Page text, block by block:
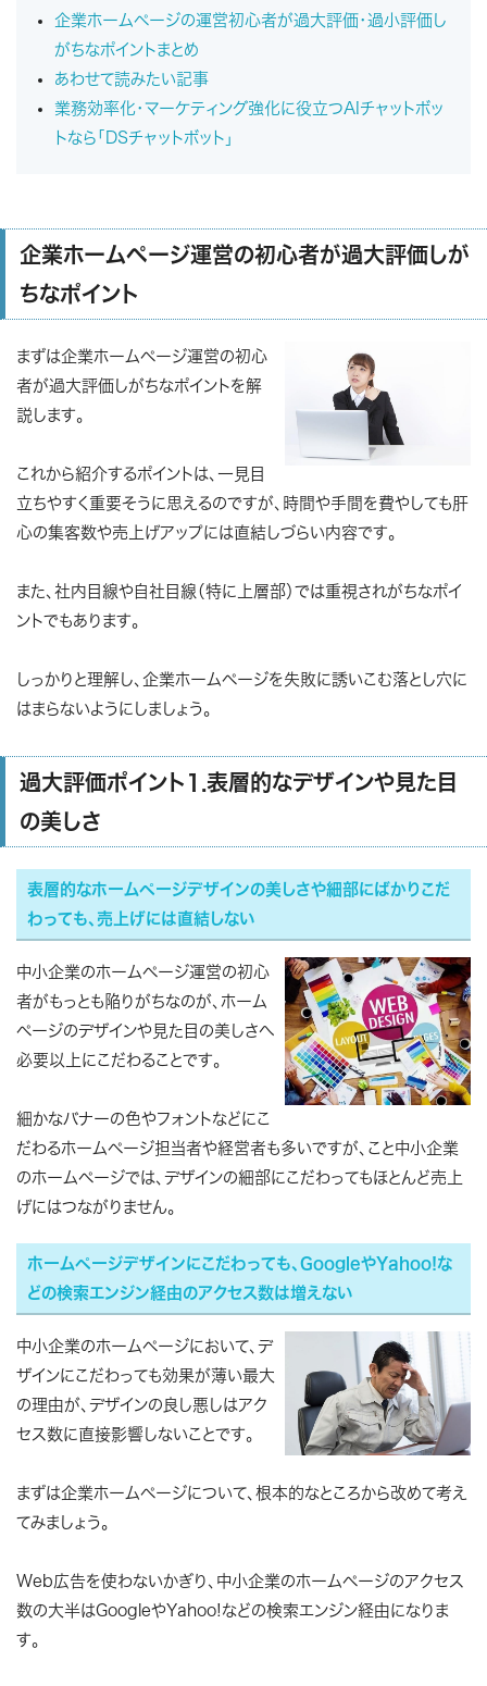
企業ホームページの運営初心者が過大評価・過小評価し
がちなポイントまとめ
あわせて読みたい記事
業務効率化・マーケティング強化に役立つAIチャットボッ
トなら「DSチャットボット」
企業ホームページ運営の初心者が過大評価しが
ちなポイント
まずは企業ホームページ運営の初心
者が過大評価しがちなポイントを解
説します。
これから紹介するポイントは、一見目
立ちやすく重要そうに思えるのですが、時間や手間を費やしても肝
心の集客数や売上げアップには直結しづらい内容です。
また、社内目線や自社目線（特に上層部）では重視されがちなポイ
ントでもあります。
しっかりと理解し、企業ホームページを失敗に誘いこむ落とし穴に
はまらないようにしましょう。
過大評価ポイント1.表層的なデザインや見た目
の美しさ
表層的なホームページデザインの美しさや細部にばかりこだ
わっても、売上げには直結しない
中小企業のホームページ運営の初心
者がもっとも陥りがちなのが、ホーム
ページのデザインや見た目の美しさへ
必要以上にこだわることです。
細かなバナーの色やフォントなどにこ
だわるホームページ担当者や経営者も多いですが、こと中小企業
のホームページでは、デザインの細部にこだわってもほとんど売上
げにはつながりません。
ホームページデザインにこだわっても、GoogleやYahoo!な
どの検索エンジン経由のアクセス数は増えない
中小企業のホームページにおいて、デ
ザインにこだわっても効果が薄い最大
の理由が、デザインの良し悪しはアク
セス数に直接影響しないことです。
まずは企業ホームページについて、根本的なところから改めて考え
てみましょう。
Web広告を使わないかぎり、中小企業のホームページのアクセス
数の大半はGoogleやYahoo!などの検索エンジン経由になりま
す。